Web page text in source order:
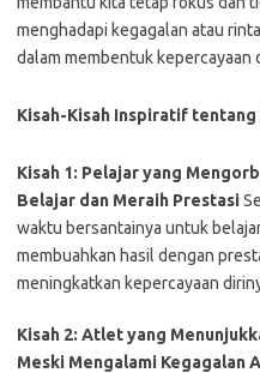
menghadapi kegagalan atau
dalam membentuk kepercayaan
Kisah-Kisah Inspiratif
Kisah 1: Pelajar yang
Belajar dan Meraih Prestasi
waktu bersantainya untuk
membuahkan hasil dengan
meningkatkan kepercayaan
Kisah 2: Atlet yang
Meski Mengalami Kegagalan